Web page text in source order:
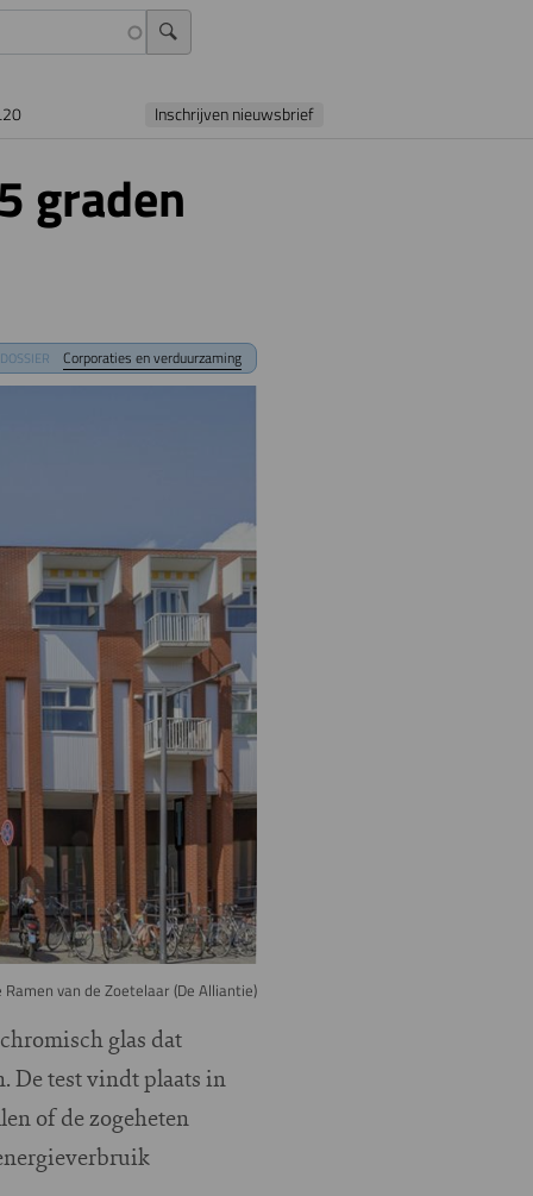
Inschrijven nieuwsbrief
graden
DOSSIER Corporaties en verduurzaming
Ramen van de Zoetelaar (De Alliantie)
glas dat
De test vindt plaats in
of de zogeheten